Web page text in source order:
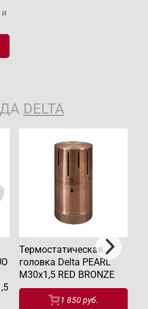
и
DELTA
Термостатическая
головка Delta PEARL
M30x1,5 RED BRONZE
1 850 руб.